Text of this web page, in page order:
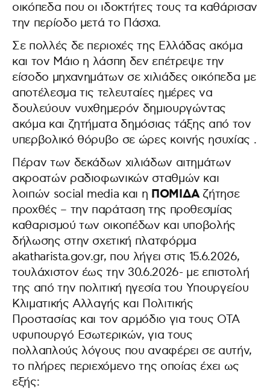
οικόπεδα που οι ιδοκτήτες τους τα καθάρισαν
την περίοδο μετά το Πάσχα.
Σε πολλές δε περιοχές της Ελλάδας ακόμα
και τον Μάιο η λάσπη δεν επέτρεψε την
είσοδο μηχανημάτων σε χιλιάδες οικόπεδα με
αποτέλεσμα τις τελευταίες ημέρες να
δουλεύουν νυχθημερόν δημιουργώντας
ακόμα και ζητήματα δημόσιας τάξης από τον
υπερβολικό θόρυβο σε ώρες κοινής ησυχίας .
Πέραν των δεκάδων χιλιάδων αιτημάτων
ακροατών ραδιοφωνικών σταθμών και
λοιπών social media και η ΠΟΜΙΔΑζήτησε
προχθές – την παράταση της προθεσμίας
καθαρισμού των οικοπέδων και υποβολής
δήλωσης στην σχετική πλατφόρμα
akatharista.gov.gr, που λήγει στις 15.6.2026,
τουλάχιστον έως την 30.6.2026- με επιστολή
της από την πολιτική ηγεσία του Υπουργείου
Κλιματικής Αλλαγής και Πολιτικής
Προστασίας και τον αρμόδιο για τους ΟΤΑ
υφυπουργό Εσωτερικών, για τους
πολλαπλούς λόγους που αναφέρει σε αυτήν,
το πλήρες περιεχόμενο της οποίας έχει ως
εξής: